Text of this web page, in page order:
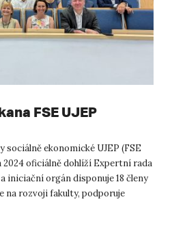
FSE UJEP
sociálně ekonomické UJEP (FSE
2024 oficiálně dohlíží Expertní rada
iniciační orgán disponuje 18 členy
na rozvoji fakulty, podporuje